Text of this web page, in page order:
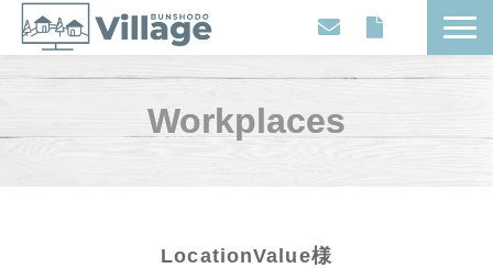
Workplaces
Movies
Workplaces
LocationValue様